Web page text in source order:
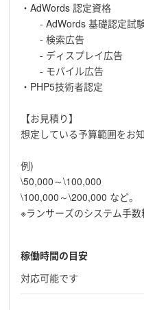
・AdWords 認定資格
- AdWords 基礎認定試
- 検索広告
- ディスプレイ広告
- モバイル広告
・PHP5技術者認定
【お見積り】
想定している予算範囲をお
例)
\50,000～\100,000
\100,000～\200,000 など。
※ランサーズのシステム手
稼働時間の目安
対応可能です